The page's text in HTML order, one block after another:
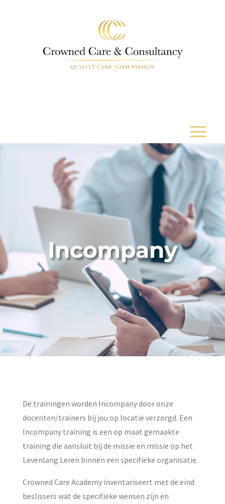
Incompany
De trainingen worden Incompany door onze
docenten/trainers bij jou op locatie verzorgd. Een
Incompany training is een op maat gemaakte
training die aansluit bij de missie en missie op het
Levenlang Leren binnen een specifieke organisatie.
Crowned Care Academy inventariseert met de eind
beslissers wat de specifieke wensen zijn en